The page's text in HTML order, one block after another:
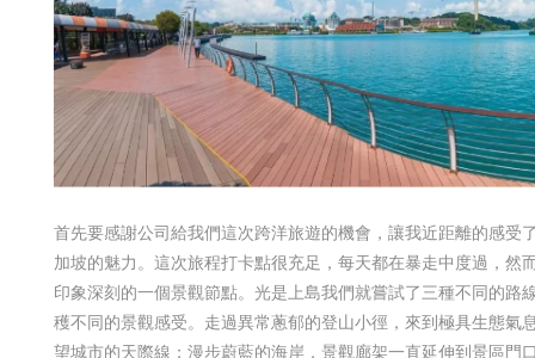
首先要感謝公司給我們這次跨洋旅遊的機會，讓我近距離的感受
加坡的魅力。這次旅程打卡點很充足，每天都在暴走中度過，然
印象深刻的一個景觀節點。光是上島我們就嘗試了三種不同的路
穫不同的景觀感受。走過異常蔥郁的登山小徑，來到極具生態氣
望城市的天際線；漫步蔚藍的海岸，景觀廊架一直延伸到景區門